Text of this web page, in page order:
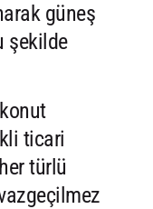
güneş
şekilde
ticari
türlü